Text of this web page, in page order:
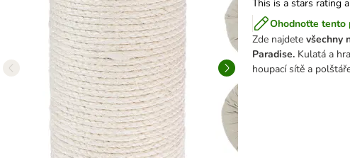
This is a stars rating
Ohodnoťte tento
Zde najdete všechny
Paradise.Kulatá a
houpací sítě a